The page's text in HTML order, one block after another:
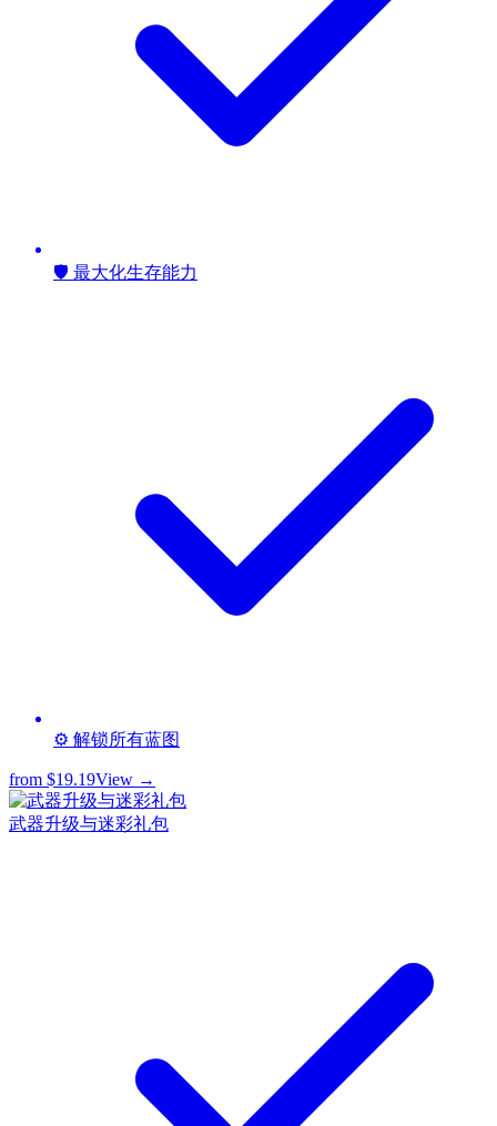
🛡️ 最大化生存能力
⚙️ 解锁所有蓝图
from $19.19View →
武器升级与迷彩礼包